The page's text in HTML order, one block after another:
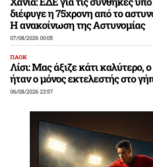
διέφυγε η 75χρονη από το
Η ανακοίνωση της Αστυνομίας
07/08/2026 00:05
ΠΑΟΚ
Λίσι: Μας άξιζε κάτι καλύτερο,
ήταν ο μόνος εκτελεστής στο
06/08/2026 23:57